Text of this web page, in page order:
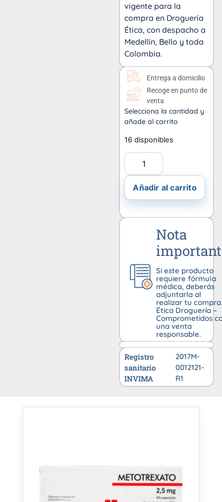
vigente para la
compra en Droguería
Ética, con despacho a
Medellín, Bello y toda
Colombia.
Entrega a domicilio
Recoge en punto de
venta
Selecciona la cantidad y
añade al carrito
16 disponibles
Añadir al carrito
Nota
Si este producto
requiere fórmula
médica, deberás
adjuntarla al
realizar tu compra.
Ética Droguería –
Comprometidos
una venta
responsable.
Registro
sanitario
INVIMA
2017M-
0012121-
R1